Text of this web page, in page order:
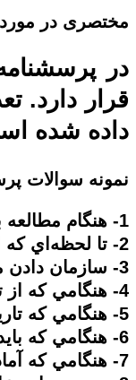
مختصری در
قرار دارد.
داده شده
نمونه سوالات
1- هنگام مطالعه براي امتحان مرتباً رؤيا پردازي مي‌كنم و تمركز كردن برايم دشوار است.
2- تا لحظه‌اي كه امكان داشته باشد، آماده شدن براي امتحانات را به تأخير نمي‌اندازم.
3- سازمان دادن مطالب قبل از امتحان برايم دشوار است.
4- هنگامي كه از تاريخ يك امتحان اطلاع پيدا مي‌كنم، اجازه نمي‌دهم كه وقت تلف شود و فوراً شروع به آماده شدن مي‌كنم.
5- هنگامي كه تاريخ يك امتحان نزديك مي‌شود، آماده شدن براي امتحان برايم دشوار است.
6- هنگامي‌ كه بايد براي يك امتحان آماده شوم، بر روي آن متمركز مي‌شوم و دچار حواس‌پرتي نمي‌شوم.
7- هنگامي‌ كه آماده شدن براي امتحانات را به تعويق مي‌اندازم، احساس بدي به من دست مي‌دهد.